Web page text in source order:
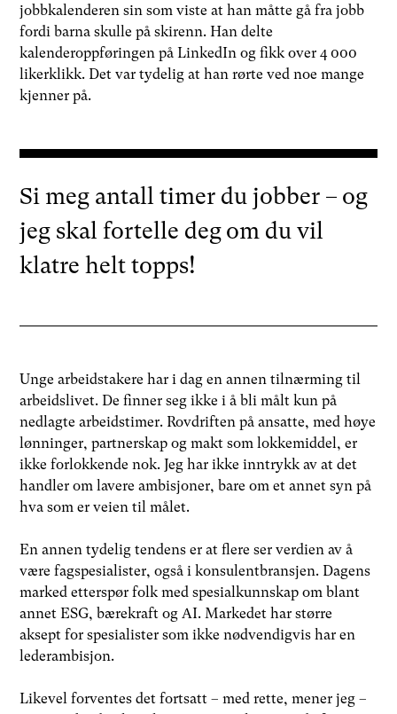
jobbkalenderen sin som viste at han måtte gå fra jobb
fordi barna skulle på skirenn. Han delte
kalenderoppføringen på LinkedIn og fikk over 4 000
likerklikk. Det var tydelig at han rørte ved noe mange
kjenner på.
Si meg antall timer du jobber – og
jeg skal fortelle deg om du vil
klatre helt topps!
Unge arbeidstakere har i dag en annen tilnærming til
arbeidslivet. De finner seg ikke i å bli målt kun på
nedlagte arbeidstimer. Rovdriften på ansatte, med høye
lønninger, partnerskap og makt som lokkemiddel, er
ikke forlokkende nok. Jeg har ikke inntrykk av at det
handler om lavere ambisjoner, bare om et annet syn på
hva som er veien til målet.
En annen tydelig tendens er at flere ser verdien av å
være fagspesialister, også i konsulentbransjen. Dagens
marked etterspør folk med spesialkunnskap om blant
annet ESG, bærekraft og AI. Markedet har større
aksept for spesialister som ikke nødvendigvis har en
lederambisjon.
Likevel forventes det fortsatt – med rette, mener jeg –